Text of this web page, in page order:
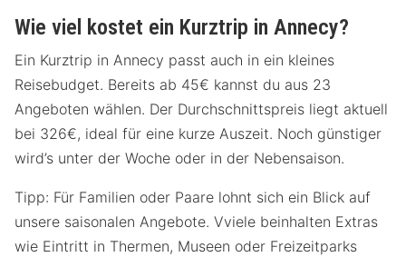
Wie viel kostet ein Kurztrip in Annecy?
Ein Kurztrip in Annecy passt auch in ein kleines
Reisebudget. Bereits ab 45€ kannst du aus 23
Angeboten wählen. Der Durchschnittspreis liegt aktuell
bei 326€, ideal für eine kurze Auszeit. Noch günstiger
wird’s unter der Woche oder in der Nebensaison.
Tipp: Für Familien oder Paare lohnt sich ein Blick auf
unsere saisonalen Angebote. Vviele beinhalten Extras
wie Eintritt in Thermen, Museen oder Freizeitparks